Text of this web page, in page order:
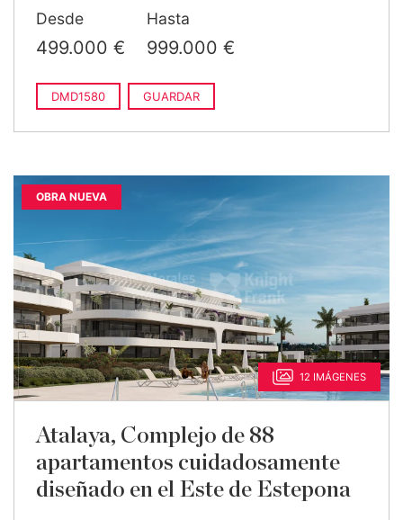
Desde
499.000 €
Hasta
999.000 €
DMD1580 GUARDAR
OBRA NUEVA
12 IMÁGENES
Atalaya, Complejo de 88
apartamentos cuidadosamente
diseñado en el Este de Estepona